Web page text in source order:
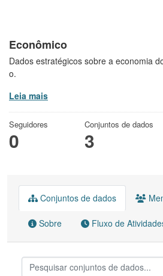
Econômico
Dados estratégicos sobre a economia
o.
Leia mais
Seguidores
0
Conjuntos de dados
3
Conjuntos de dados
Sobre Fluxo de